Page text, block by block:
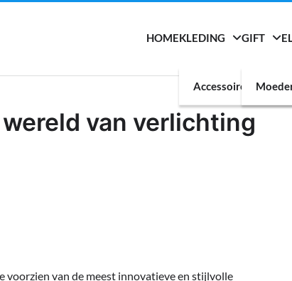
HOMEKLEDING
Accessoires
GIFT
van verlichting
voorzien van de meest innovatieve en stijlvolle